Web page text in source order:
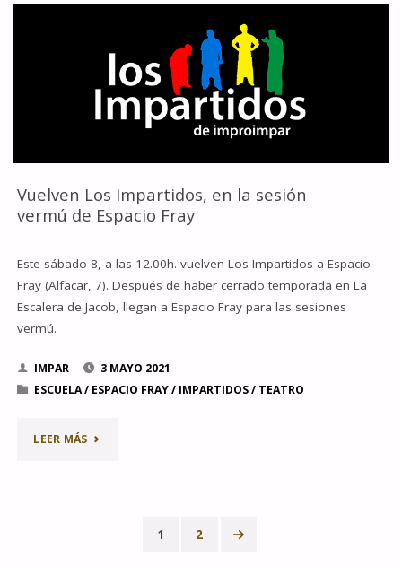
TU
QUIERE
HACER
Vuelven Los Impartidos, en la sesión
vermú de Espacio Fray
Este sábado 8, a las 12.00h. vuelven Los Impartidos a Espacio
Fray (Alfacar, 7). Después de haber cerrado temporada en La
Escalera de Jacob, llegan a Espacio Fray para las sesiones
vermú.
IMPAR
3 MAYO 2021
ESCUELA/ ESPACIO FRAY/ IMPARTIDOS/ TEATRO
LEER MÁS"VUELVEN
1 2